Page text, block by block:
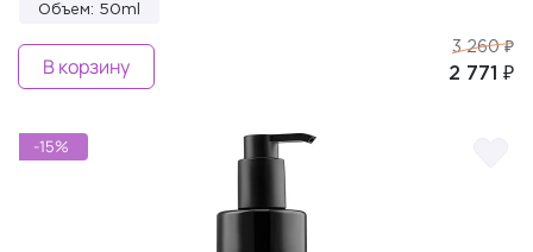
Объем: 50ml
3 260 ₽
2 771 ₽
В корзину
-15%